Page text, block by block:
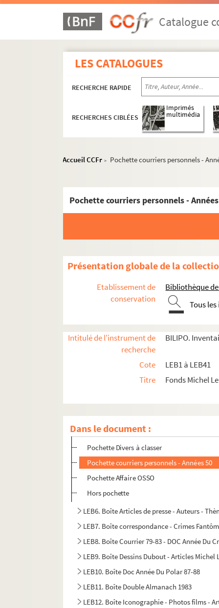
Catalogue
LES CATALOGUES
RECHERCHE RAPIDE
RECHERCHES CIBLÉES
Imprimés
multimédia
Accueil CCFr > Pochette courriers personnels -
Pochette courriers personnels -
Présentation globale de la
Etablissement de
conservation
Bibliothèque
Tous
Intitulé de l'instrument de
recherche
BILIPO.
Cote
LEB1 à LEB41
Titre
Fonds Michel
Dans le document :
LEB1. Boîte 813 (1990)
LEB2. Boîte Almanach Du Crime 83
LEB3. Boîte Almanach Du Crime Polar
LEB4. Boîte Année Du Polar Courrier presse
Pochette Michel Lebrun directeur de
Pochette procès PAC – Litiges
Pochette Divers à classer
Pochette courriers personnels - Années 50
Pochette Affaire OSSO
Hors pochette
LEB6. Boîte Articles de presse - Auteurs -
LEB7. Boîte correspondance - Crimes
LEB8. Boîte Courrier 79-83 - DOC Année Du
LEB9. Boîte Dessins Dubout - Articles Michel
LEB10. Boîte Doc Année Du Polar 87-88
LEB11. Boîte Double Almanach 1983
LEB12. Boîte Iconographie - Photos films -